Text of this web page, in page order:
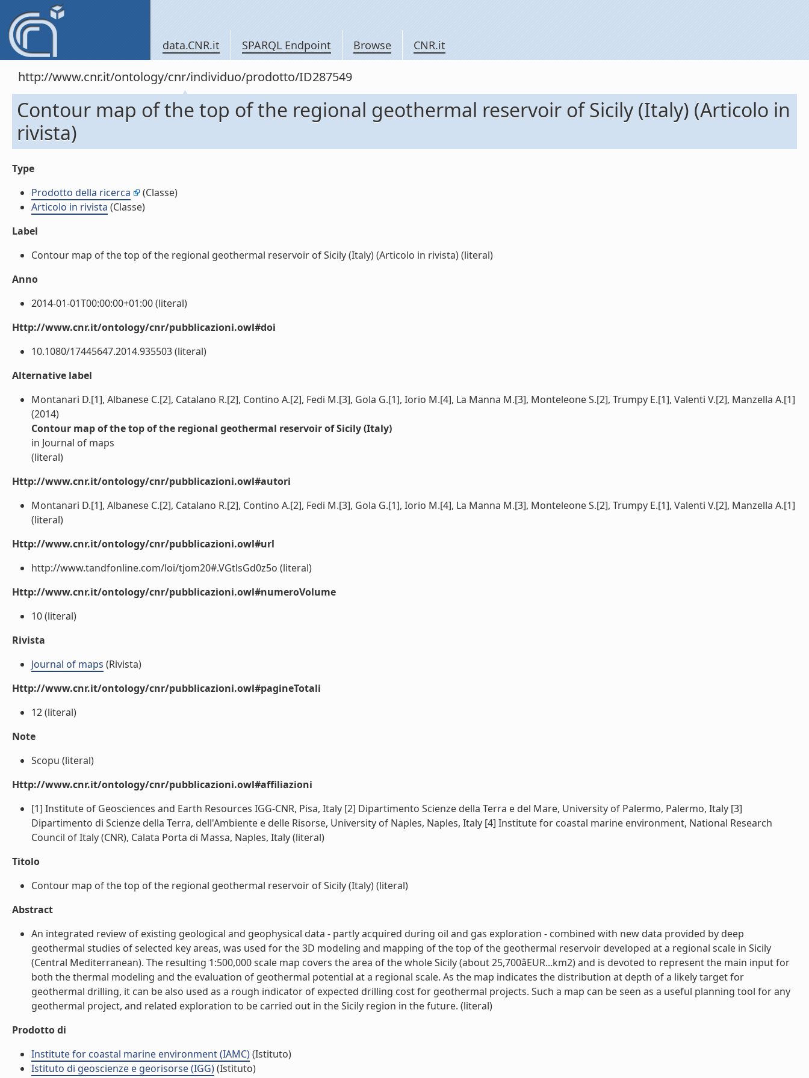
data.CNR.it SPARQL Endpoint Browse CNR.it
http://www.cnr.it/ontology/cnr/individuo/prodotto/ID287549
Contour map of the top of the regional geothermal reservoir of Sicily (Italy) (Articolo in
rivista)
Type
Prodotto della ricerca
(Classe)
Articolo in rivista (Classe)
Label
Contour map of the top of the regional geothermal reservoir of Sicily (Italy) (Articolo in rivista) (literal)
Anno
2014-01-01T00:00:00+01:00 (literal)
Http://www.cnr.it/ontology/cnr/pubblicazioni.owl#doi
10.1080/17445647.2014.935503 (literal)
Alternative label
Montanari D.[1], Albanese C.[2], Catalano R.[2], Contino A.[2], Fedi M.[3], Gola G.[1], Iorio M.[4], La Manna M.[3], Monteleone S.[2], Trumpy E.[1], Valenti V.[2], Manzella A.[1]
(2014)
Contour map of the top of the regional geothermal reservoir of Sicily (Italy)
in Journal of maps
(literal)
Http://www.cnr.it/ontology/cnr/pubblicazioni.owl#autori
Montanari D.[1], Albanese C.[2], Catalano R.[2], Contino A.[2], Fedi M.[3], Gola G.[1], Iorio M.[4], La Manna M.[3], Monteleone S.[2], Trumpy E.[1], Valenti V.[2], Manzella A.[1]
(literal)
Http://www.cnr.it/ontology/cnr/pubblicazioni.owl#url
http://www.tandfonline.com/loi/tjom20#.VGtlsGd0z5o (literal)
Http://www.cnr.it/ontology/cnr/pubblicazioni.owl#numeroVolume
10 (literal)
Rivista
Journal of maps (Rivista)
Http://www.cnr.it/ontology/cnr/pubblicazioni.owl#pagineTotali
12 (literal)
Note
Scopu (literal)
Http://www.cnr.it/ontology/cnr/pubblicazioni.owl#affiliazioni
[1] Institute of Geosciences and Earth Resources IGG-CNR, Pisa, Italy [2] Dipartimento Scienze della Terra e del Mare, University of Palermo, Palermo, Italy [3]
Dipartimento di Scienze della Terra, dell'Ambiente e delle Risorse, University of Naples, Naples, Italy [4] Institute for coastal marine environment, National Research
Council of Italy (CNR), Calata Porta di Massa, Naples, Italy (literal)
Titolo
Contour map of the top of the regional geothermal reservoir of Sicily (Italy) (literal)
Abstract
An integrated review of existing geological and geophysical data - partly acquired during oil and gas exploration - combined with new data provided by deep
geothermal studies of selected key areas, was used for the 3D modeling and mapping of the top of the geothermal reservoir developed at a regional scale in Sicily
(Central Mediterranean). The resulting 1:500,000 scale map covers the area of the whole Sicily (about 25,700âEUR...km2) and is devoted to represent the main input for
both the thermal modeling and the evaluation of geothermal potential at a regional scale. As the map indicates the distribution at depth of a likely target for
geothermal drilling, it can be also used as a rough indicator of expected drilling cost for geothermal projects. Such a map can be seen as a useful planning tool for any
geothermal project, and related exploration to be carried out in the Sicily region in the future. (literal)
Prodotto di
Institute for coastal marine environment (IAMC)(Istituto)
Istituto di geoscienze e georisorse (IGG)(Istituto)